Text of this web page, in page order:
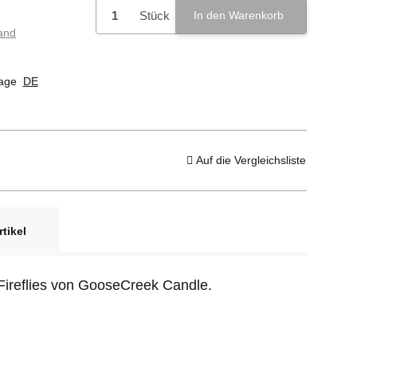
DE
Stück In den Warenkorb
Auf die Vergleichsliste
von GooseCreek Candle.